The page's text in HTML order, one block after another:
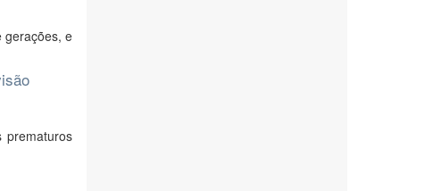
gerações, e
prematuros